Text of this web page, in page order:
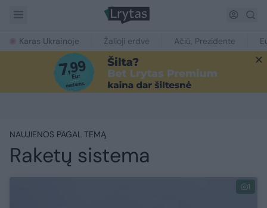
Karas Ukrainoje Žalioji erdvė Ačiū, Prezidente
NAUJIENOS PAGAL TEMĄ
Raketų sistema
1